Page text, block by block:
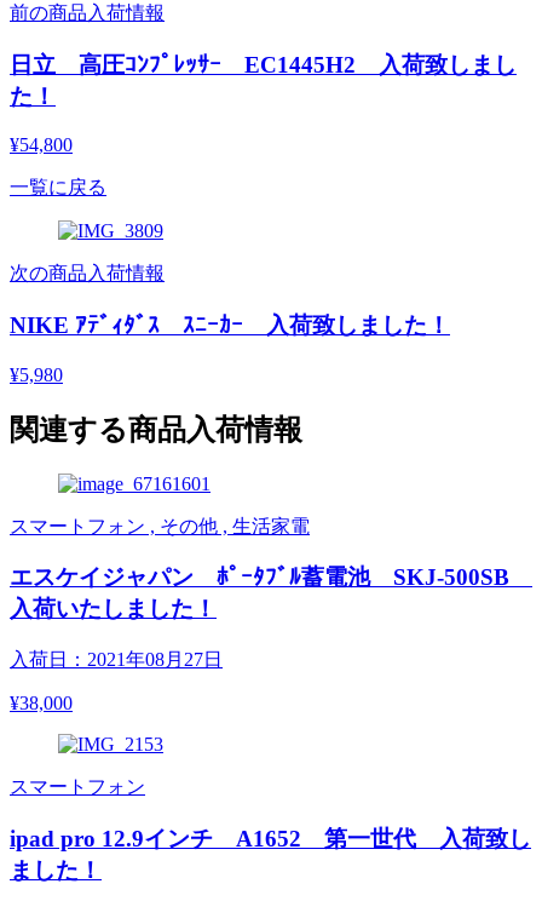
前の商品入荷情報
日立 高圧ｺﾝﾌﾟﾚｯｻｰ EC1445H2 入荷致しまし
た！
¥54,800
一覧に戻る
次の商品入荷情報
NIKE ｱﾃﾞｨﾀﾞｽ ｽﾆｰｶｰ 入荷致しました！
¥5,980
関連する商品入荷情報
スマートフォン , その他 , 生活家電
エスケイジャパン ﾎﾟｰﾀﾌﾞﾙ蓄電池 SKJ-500SB
入荷いたしました！
入荷日：2021年08月27日
¥38,000
スマートフォン
ipad pro 12.9インチ A1652 第一世代 入荷致し
ました！